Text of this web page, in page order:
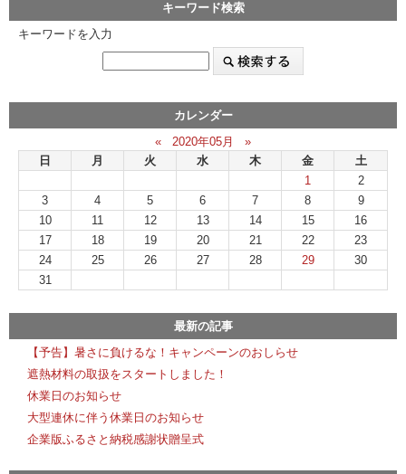
キーワード検索
キーワードを入力
カレンダー
«
2020年05月
»
日
月 火 水 木 金
土
1
2
3
4 5 6 7 8
9
10
11 12 13 14 15
16
17
18 19 20 21 22
23
24
25 26 27 28 29
30
31
最新の記事
【予告】暑さに負けるな！キャンペーンのおしらせ
遮熱材料の取扱をスタートしました！
休業日のお知らせ
大型連休に伴う休業日のお知らせ
企業版ふるさと納税感謝状贈呈式